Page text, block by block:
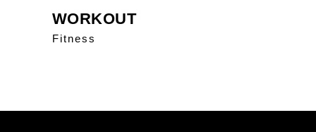
WORKOUT
Fitness